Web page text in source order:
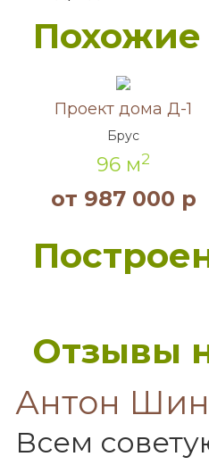
Проект дома Д-1
Брус
96 м2
от 987 000 р
Отзывы
Антон
Всем